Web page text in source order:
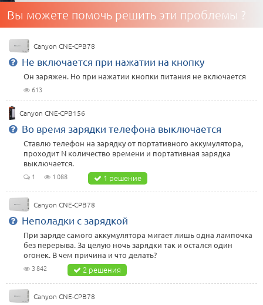
Вы можете помочь решить эти проблемы ?
Canyon CNE-CPB78
Не включается при нажатии на кнопку
Он заряжен. Но при нажатии кнопки питания не включается
613
Canyon CNE-CPB156
Во время зарядки телефона выключается
Ставлю телефон на зарядку от портативного аккумулятора,
проходит N количество времени и портативная зарядка
выключается.
1 1 088 1 решение
Canyon CNE-CPB78
Неполадки с зарядкой
При заряде самого аккумулятора мигает лишь одна лампочка
без перерыва. За целую ночь зарядки так и остался один
огонек. В чем причина и что делать?
3 842 2 решения
Canyon CNE-CPB78